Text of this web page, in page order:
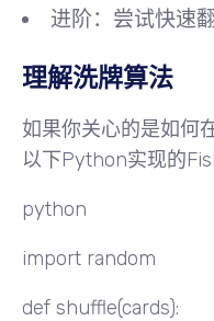
进阶：尝试快速
理解洗牌算法
如果你关心的是如何
以下Python实现的
python
import random
def shuffle(cards):